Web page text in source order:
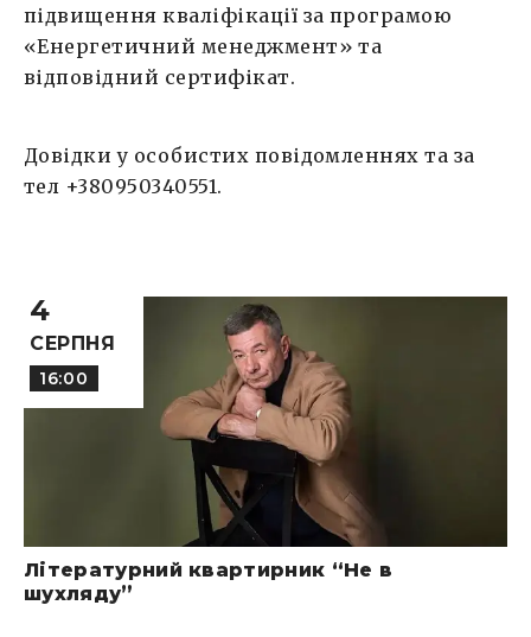
підвищення кваліфікації за програмою
«Енергетичний менеджмент» та
відповідний сертифікат.
Довідки у особистих повідомленнях та за
тел +380950340551.
4
СЕРПНЯ
16:00
Літературний квартирник “Не в
шухляду”